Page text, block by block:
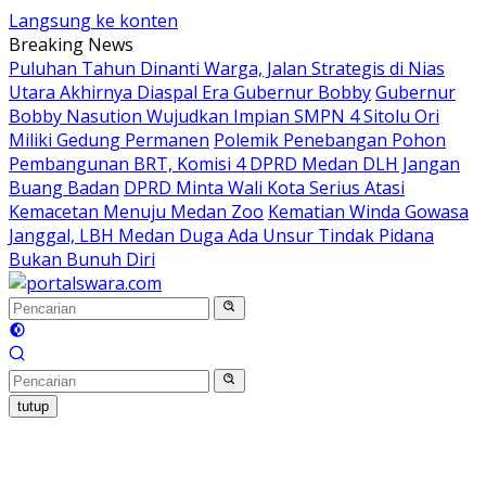
Langsung ke konten
Breaking News
Puluhan Tahun Dinanti Warga, Jalan Strategis di Nias
Utara Akhirnya Diaspal Era Gubernur BobbyGubernur
Bobby Nasution Wujudkan Impian SMPN 4 Sitolu Ori
Miliki Gedung Permanen Polemik Penebangan Pohon
Pembangunan BRT, Komisi 4 DPRD Medan DLH Jangan
Buang Badan DPRD Minta Wali Kota Serius Atasi
Kemacetan Menuju Medan Zoo Kematian Winda Gowasa
Janggal, LBH Medan Duga Ada Unsur Tindak Pidana
Bukan Bunuh Diri
tutup